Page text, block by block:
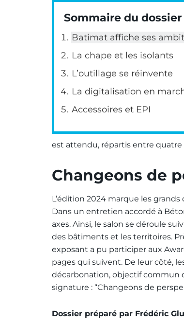
Sommaire du dossier
Batimat affiche ses
La chape et les isolants
L’outillage se réinvente
La digitalisation en
Accessoires et EPI
est attendu, répartis entre quatre
Changeons de
L’édition 2024 marque les
Dans un entretien accordé à
axes. Ainsi, le salon se déroule
des bâtiments et les territoires.
exposant a pu participer aux
pages qui suivent. De leur côté,
décarbonation, objectif commun
signature : “Changeons de
Dossier préparé par Frédéric